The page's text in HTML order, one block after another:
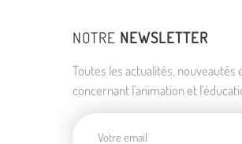
NOTRE NEWSLETTER
Toutes les actualités, nouveautés
concernant l'animation et